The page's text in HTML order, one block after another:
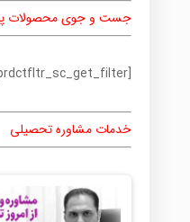
جست و جوی محصولات
[prdctfltr_sc_get_filter]
خدمات مشاوره تحصیلی